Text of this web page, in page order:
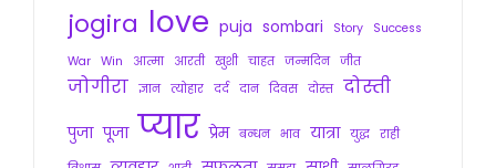
jogira love puja sombari Story
Success
War Win आत्मा आरती खुशी चाहत जन्मदिन जीत
जोगीरा ज्ञान त्योहार दर्द दान दिवस दोस्त दोस्ती
पुजा पूजा प्यार प्रेम बन्धन भाव यात्रा युद्ध राही